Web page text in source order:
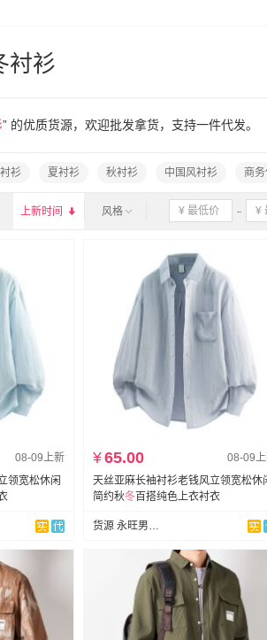
衬衫
” 的优质货源，欢迎批发拿货，支持一件代发。
衫 夏衬衫 秋衬衫 中国风衬衫 商
上新时间  风格
08-09上新
领宽松休闲
08-09
¥65.00
天丝亚麻长袖衬衫老钱风立领宽松休
简约秋冬百搭纯色上衣衬衣
货源 永旺男装服饰